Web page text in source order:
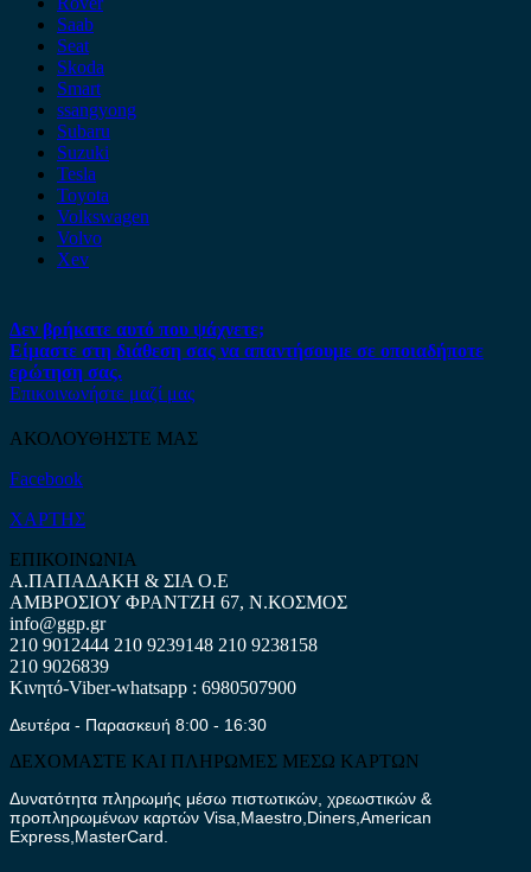
Saab
Seat
Skoda
Smart
ssangyong
Subaru
Suzuki
Tesla
Toyota
Volkswagen
Volvo
Xev
Δεν βρήκατε αυτό που ψάχνετε;
Είμαστε στη διάθεση σας να απαντήσουμε σε οποιαδήποτε
ερώτηση σας.
Επικοινωνήστε μαζί μας
ΑΚΟΛΟΥΘΗΣΤΕ ΜΑΣ
Facebook
ΧΑΡΤΗΣ
ΕΠΙΚΟΙΝΩΝΙΑ
Α.ΠΑΠΑΔΑΚΗ & ΣΙΑ Ο.Ε
ΑΜΒΡΟΣΙΟΥ ΦΡΑΝΤΖΗ 67, Ν.ΚΟΣΜΟΣ
info@ggp.gr
210 9012444 210 9239148 210 9238158
210 9026839
Κινητό-Viber-whatsapp : 6980507900
Δευτέρα - Παρασκευή 8:00 - 16:30
ΔΕΧΟΜΑΣΤΕ ΚΑΙ ΠΛΗΡΩΜΕΣ ΜΕΣΩ ΚΑΡΤΩΝ
Δυνατότητα πληρωμής μέσω πιστωτικών, χρεωστικών &
προπληρωμένων καρτών Visa,Maestro,Diners,American
Express,MasterCard.